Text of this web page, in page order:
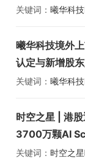
关键词： 曦华科技
曦华科技境外
认定与新增股
关键词： 曦华科技
时空之星 | 港
3700万颗AI
关键词： 时空之星